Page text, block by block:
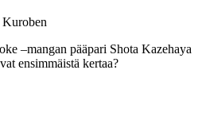
–mangan pääpari Shota Kazehaya
ensimmäistä kertaa?